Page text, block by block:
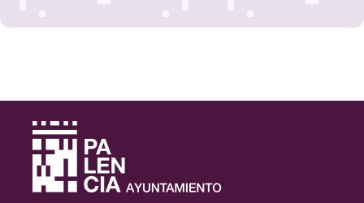
el
la
33ª
Muestra
de
Cine
Internacional